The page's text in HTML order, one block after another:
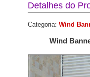
Detalhes do
Categoria: Wind
Wind